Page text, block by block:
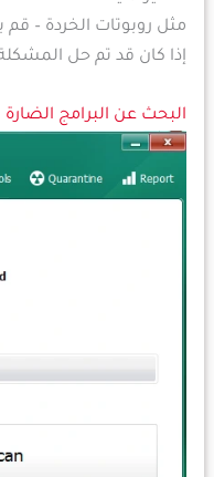
مثل روبوتات الخردة –
إذا كان قد تم حل المشكلة
البحث عن البرامج الضارة